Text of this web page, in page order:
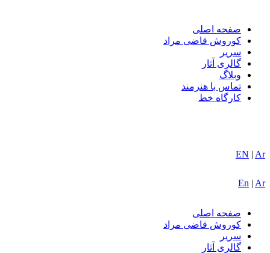
صفحه اصلی
کوروش قاضی مراد
سریر
گالری آثار
وبلاگ
تماس با هنرمند
کارگاه خط
EN | Ar
En | Ar
صفحه اصلی
کوروش قاضی مراد
سریر
گالری آثار